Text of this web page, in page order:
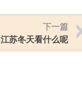
下一篇
江苏冬天看什么呢